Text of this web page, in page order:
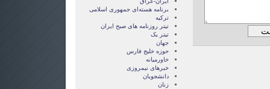
برنامه هسته‌ای جمهوری اسلامی
ترکیه
تیتر روزنامه های صبح ایران
تیتر یک
جهان
حوزه خلیج فارس
خاورمیانه
خبرهای نیمروزی
دانشجویان
زنان